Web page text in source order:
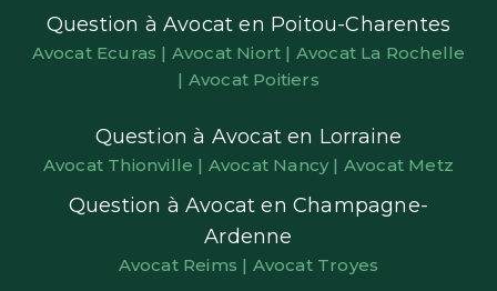
Question à Avocat en Poitou-Charentes
Avocat Ecuras | Avocat Niort | Avocat La Rochelle
| Avocat Poitiers
Question à Avocat en Lorraine
Avocat Thionville | Avocat Nancy | Avocat Metz
Question à Avocat en Champagne-
Ardenne
Avocat Reims | Avocat Troyes